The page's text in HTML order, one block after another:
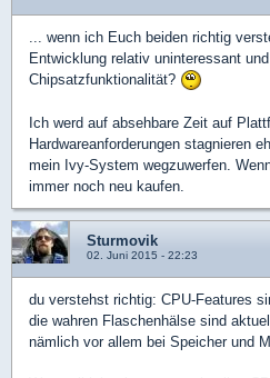
... wenn ich Euch beiden richtig
Entwicklung relativ uninteressant
Chipsatzfunktionalität?
Ich werd auf absehbare Zeit auf
Hardwareanforderungen stagnieren
mein Ivy-System wegzuwerfen.
immer noch neu kaufen.
Sturmovik
02. Juni 2015 - 22:23
du verstehst richtig: CPU-Features
die wahren Flaschenhälse sind
nämlich vor allem bei Speicher und